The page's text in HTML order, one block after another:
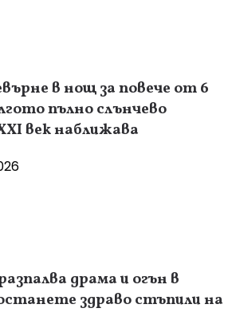
в нощ за повече от 6
пълно слънчево
век наближава
драма и огън в
здраво стъпили на